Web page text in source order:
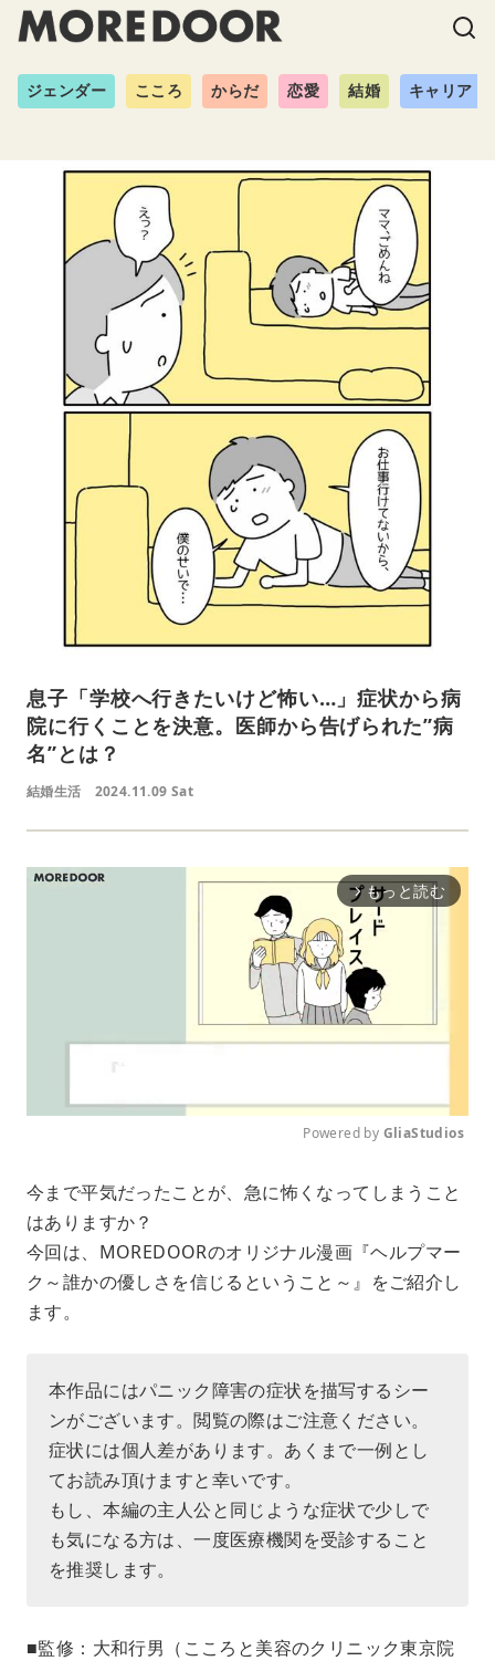
ジェンダー こころ からだ 恋愛 結婚 キャリア
息子「学校へ行きたいけど怖い…」症状から病
院に行くことを決意。医師から告げられた”病
名”とは？
結婚生活 2024.11.09 Sat
arrow_forward_ios もっと読む
u
e
Powered by GliaStudios
今まで平気だったことが、急に怖くなってしまうこと
はありますか？
今回は、MOREDOORのオリジナル漫画『ヘルプマー
ク～誰かの優しさを信じるということ～』をご紹介し
ます。
本作品にはパニック障害の症状を描写するシー
ンがございます。閲覧の際はご注意ください。
症状には個人差があります。あくまで一例とし
てお読み頂けますと幸いです。
もし、本編の主人公と同じような症状で少しで
も気になる方は、一度医療機関を受診すること
を推奨します。
■監修：大和行男（こころと美容のクリニック東京院